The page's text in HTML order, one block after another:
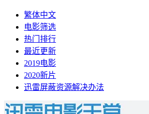
繁体中文
电影筛选
热门排行
最近更新
2019电影
2020新片
迅雷屏蔽资源解决办法